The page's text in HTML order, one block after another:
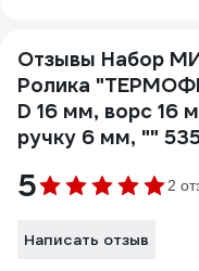
Отзывы Набор
Ролика
D 16 мм, ворс 16
ручку 6 мм, ""
5 2
Написать отзыв